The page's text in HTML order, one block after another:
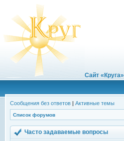
Сайт «Круга»
Сообщения без ответов | Активные темы
Список форумов
Часто задаваемые вопросы